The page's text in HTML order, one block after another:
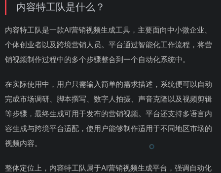
内容特工队是什么？
内容特工队是一款AI营销视频生成工具，主要面向中小微企业、
个体创业者以及跨境营销人员。平台通过智能化工作流程，将营
销视频制作过程中的多个步骤整合到一个自动化系统中。
在实际使用中，用户只需输入简单的需求描述，系统便可以自动
完成市场调研、脚本撰写、数字人拍摄、声音克隆以及视频剪辑
等步骤，最终生成可用于发布的营销视频。平台还支持多语言内
容生成与跨境平台适配，使用户能够制作适用于不同地区市场的
视频内容。
整体定位上，内容特工队属于AI营销视频生成平台，强调自动化